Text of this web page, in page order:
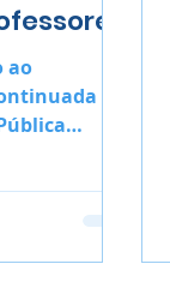
ao